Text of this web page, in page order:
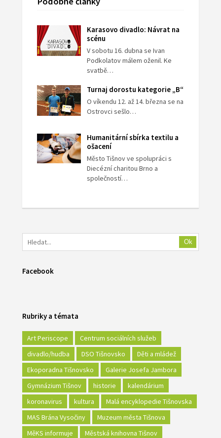
Karasovo divadlo: Návrat na
scénu
V sobotu 16. dubna se Ivan
Podkolatov málem oženil. Ke
svatbě…
Turnaj dorostu kategorie „B“
O víkendu 12. až 14. března se na
Ostrovci sešlo…
Humanitární sbírka textilu a
ošacení
Město Tišnov ve spolupráci s
Diecézní charitou Brno a
společností…
Ok
Facebook
Rubriky a témata
Art Periscope
Centrum sociálních služeb
divadlo/hudba
DSO Tišnovsko
Děti a mládež
Ekoporadna Tišnovsko
Galerie Josefa Jambora
Gymnázium Tišnov
historie
kalendárium
koronavirus
kultura
Malá encyklopedie Tišnovska
MAS Brána Vysočiny
Muzeum města Tišnova
MěKS informuje
Městská knihovna Tišnov